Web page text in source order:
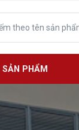
SẢN PHẨM